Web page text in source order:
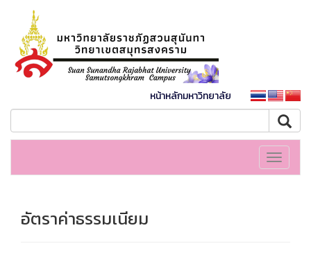
หน้าหลักมหาวิทยาลัย
Toggle
อัตราค่าธรรมเนียม